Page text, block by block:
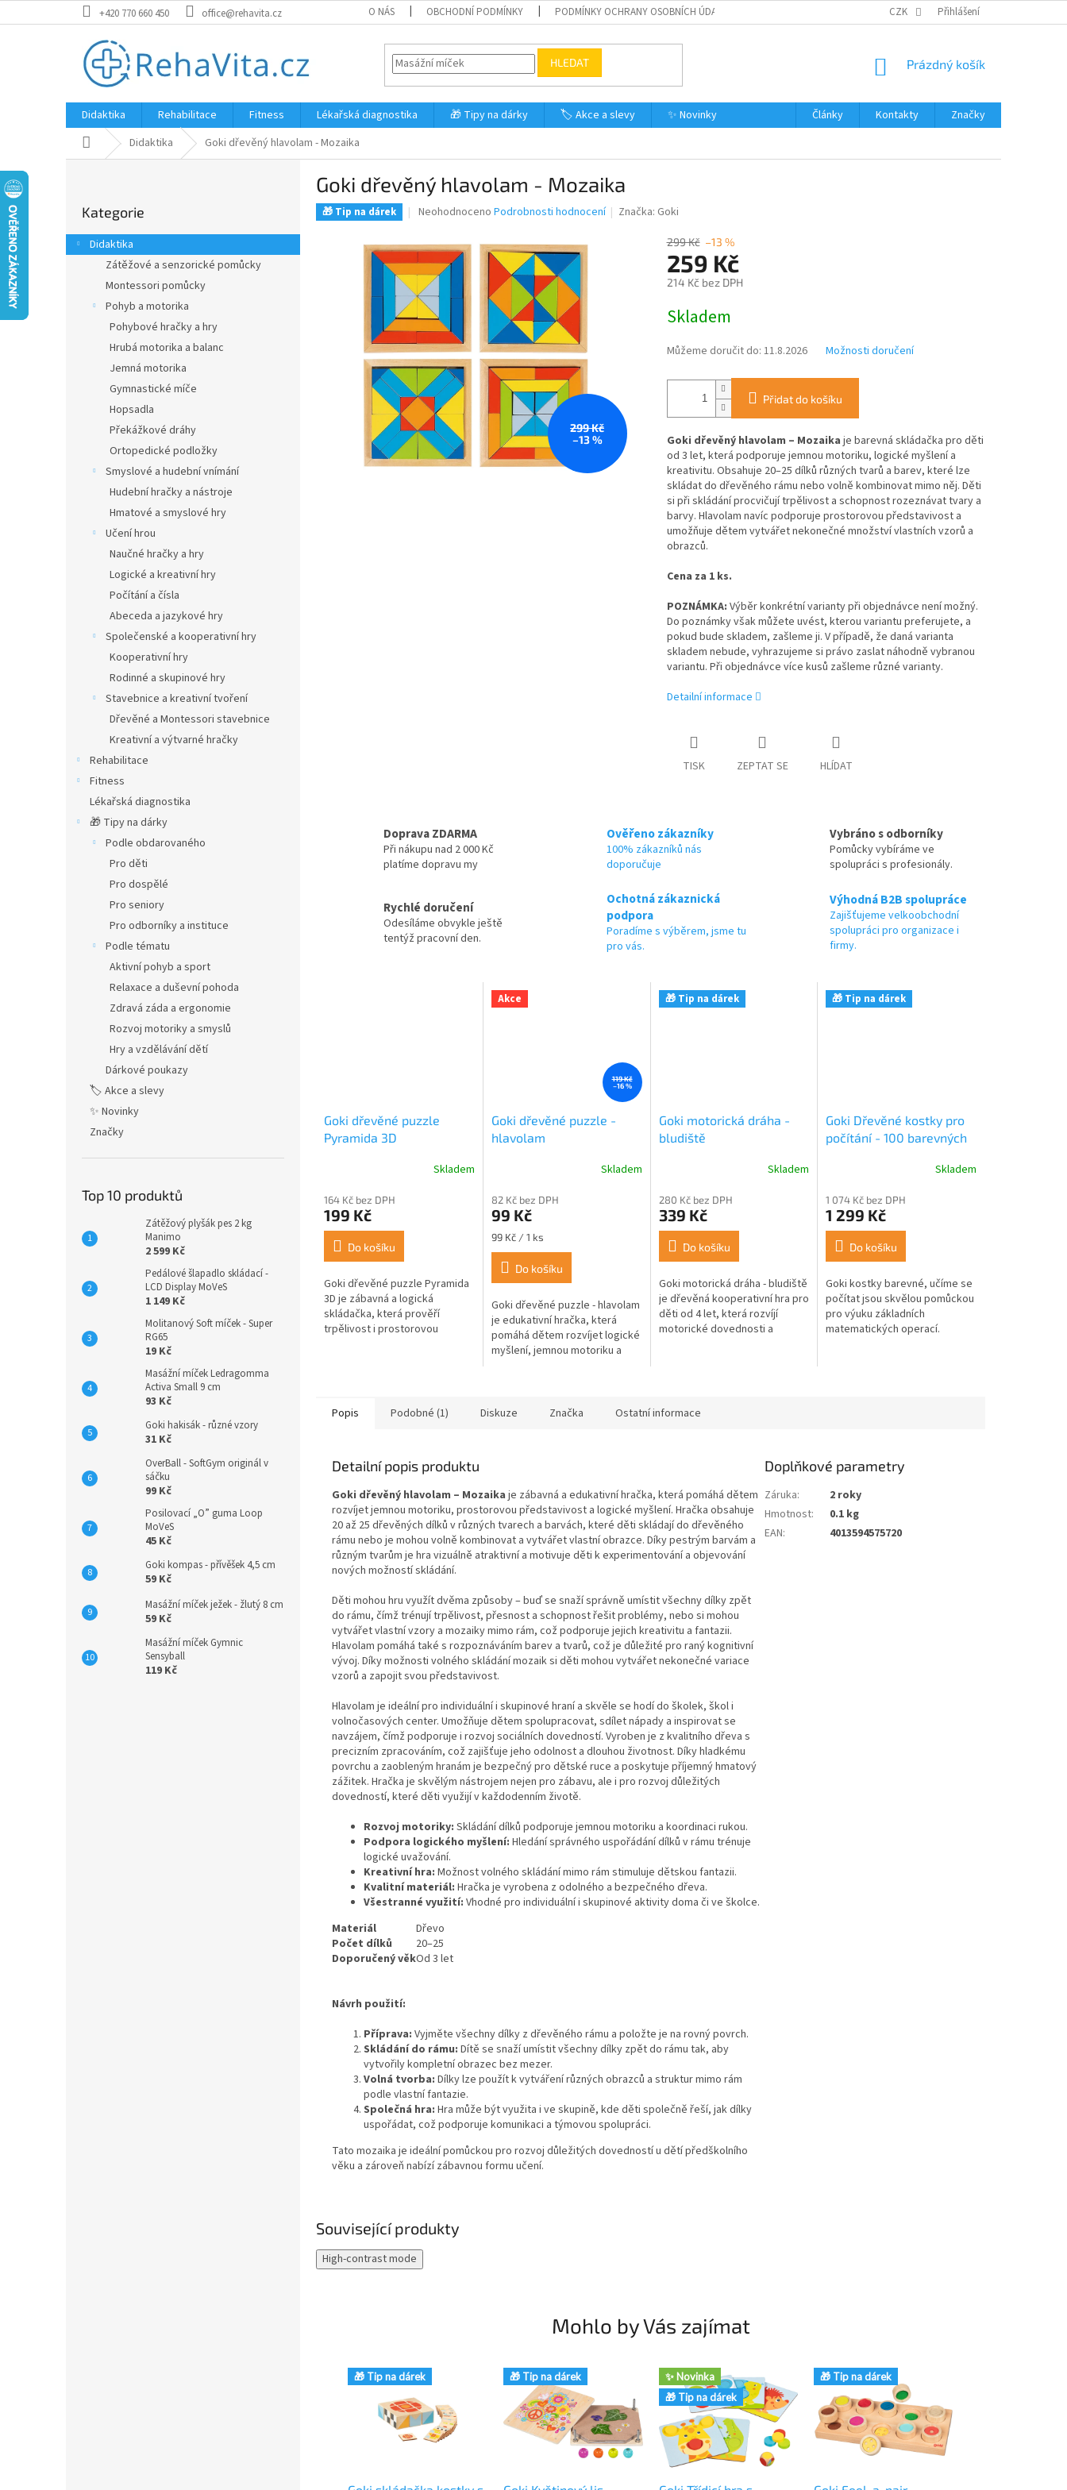
na
+420 770 660 450 office@rehavita.cz O NÁS OBCHODNÍ PODMÍNKY PODMÍNKY OCHRANY OSOBNÍCH ÚDAJŮ VRÁCENÍ ZBOŽÍ DOPRAVA A PLATBA
CZK Přihlášení
HLEDAT
NÁKUPNÍ
Prázdný košík
Didaktika Rehabilitace Fitness Lékařská diagnostika 🎁 Tipy na dárky 🏷️ Akce a slevy ✨ Novinky Články Kontakty
Značky
Domů Didaktika Goki dřevěný hlavolam - Mozaika
r
a
kategorie
Kategorie
Didaktika
Zátěžové a senzorické pomůcky
Montessori pomůcky
Pohyb a motorika
Pohybové hračky a hry
Hrubá motorika a balanc
Jemná motorika
Gymnastické míče
Hopsadla
Překážkové dráhy
Ortopedické podložky
Smyslové a hudební vnímání
Hudební hračky a nástroje
Hmatové a smyslové hry
Učení hrou
Naučné hračky a hry
Logické a kreativní hry
Počítání a čísla
Abeceda a jazykové hry
Společenské a kooperativní hry
Kooperativní hry
Rodinné a skupinové hry
Stavebnice a kreativní tvoření
Dřevěné a Montessori stavebnice
Kreativní a výtvarné hračky
Rehabilitace
Fitness
Lékařská diagnostika
🎁 Tipy na dárky
Podle obdarovaného
Pro děti
Pro dospělé
Pro seniory
Pro odborníky a instituce
Podle tématu
Aktivní pohyb a sport
Relaxace a duševní pohoda
Zdravá záda a ergonomie
Rozvoj motoriky a smyslů
Hry a vzdělávání dětí
Dárkové poukazy
🏷️ Akce a slevy
✨ Novinky
Značky
Top 10 produktů
Zátěžový plyšák pes 2 kg
Manimo
2 599 Kč
Pedálové šlapadlo skládací -
LCD Display MoVeS
1 149 Kč
Molitanový Soft míček - Super
RG65
19 Kč
Masážní míček Ledragomma
Activa Small 9 cm
93 Kč
Goki hakisák - různé vzory
31 Kč
OverBall - SoftGym originál v
sáčku
99 Kč
Posilovací „O” guma Loop
MoVeS
45 Kč
Goki kompas - přívěšek 4,5 cm
59 Kč
Masážní míček ježek - žlutý 8 cm
59 Kč
Masážní míček Gymnic
Sensyball
119 Kč
Goki dřevěný hlavolam - Mozaika
🎁 Tip na dárek
Průměrné
produktu
je
0,0
z
5
hvězdiček.
Neohodnoceno Podrobnosti hodnocení Značka: Goki
299 Kč
–13 %
299 Kč –13 %
259 Kč
214 Kč bez DPH
cena:
Skladem
Můžeme doručit do: 11.8.2026 Možnosti doručení
Přidat do košíku
Goki dřevěný hlavolam – Mozaika je barevná skládačka pro děti
od 3 let, která podporuje jemnou motoriku, logické myšlení a
kreativitu. Obsahuje 20–25 dílků různých tvarů a barev, které lze
skládat do dřevěného rámu nebo volně kombinovat mimo něj. Děti
si při skládání procvičují trpělivost a schopnost rozeznávat tvary a
barvy. Hlavolam navíc podporuje prostorovou představivost a
umožňuje dětem vytvářet nekonečné množství vlastních vzorů a
obrazců.
Cena za 1 ks.
POZNÁMKA: Výběr konkrétní varianty při objednávce není možný.
Do poznámky však můžete uvést, kterou variantu preferujete, a
pokud bude skladem, zašleme ji. V případě, že daná varianta
skladem nebude, vyhrazujeme si právo zaslat náhodně vybranou
variantu. Při objednávce více kusů zašleme různé varianty.
Detailní informace
TISK ZEPTAT SE HLÍDAT
Doprava ZDARMA
Při nákupu nad 2 000 Kč
platíme dopravu my
Ověřeno zákazníky
100% zákazníků nás
doporučuje
Vybráno s odborníky
Pomůcky vybíráme ve
spolupráci s profesionály.
Rychlé doručení
Odesíláme obvykle ještě
tentýž pracovní den.
Ochotná zákaznická
podpora
Poradíme s výběrem, jsme tu
pro vás.
Výhodná B2B spolupráce
Zajišťujeme velkoobchodní
spolupráci pro organizace i
firmy.
Goki dřevěné puzzle
Pyramida 3D
Skladem
164 Kč bez DPH
199 Kč
Do košíku
Goki dřevěné puzzle Pyramida
3D je zábavná a logická
skládačka, která prověří
trpělivost i prostorovou
Akce
119 Kč
–16 %
Goki dřevěné puzzle -
hlavolam
Skladem
82 Kč bez DPH
99 Kč
Měrná
cena:
99 Kč / 1 ks
Do košíku
Goki dřevěné puzzle - hlavolam
je edukativní hračka, která
pomáhá dětem rozvíjet logické
myšlení, jemnou motoriku a
🎁 Tip na dárek
Goki motorická dráha -
bludiště
Skladem
280 Kč bez DPH
339 Kč
Do košíku
Goki motorická dráha - bludiště
je dřevěná kooperativní hra pro
děti od 4 let, která rozvíjí
motorické dovednosti a
🎁 Tip na dárek
Goki Dřevěné kostky pro
počítání - 100 barevných
Skladem
1 074 Kč bez DPH
1 299 Kč
Do košíku
Goki kostky barevné, učíme se
počítat jsou skvělou pomůckou
pro výuku základních
matematických operací.
Popis Podobné (1) Diskuze Značka Ostatní informace
Detailní popis produktu
Goki dřevěný hlavolam – Mozaika je zábavná a edukativní hračka, která pomáhá dětem
rozvíjet jemnou motoriku, prostorovou představivost a logické myšlení. Hračka obsahuje
20 až 25 dřevěných dílků v různých tvarech a barvách, které děti skládají do dřevěného
rámu nebo je mohou volně kombinovat a vytvářet vlastní obrazce. Díky pestrým barvám a
různým tvarům je hra vizuálně atraktivní a motivuje děti k experimentování a objevování
nových možností skládání.
Děti mohou hru využít dvěma způsoby – buď se snaží správně umístit všechny dílky zpět
do rámu, čímž trénují trpělivost, přesnost a schopnost řešit problémy, nebo si mohou
vytvářet vlastní vzory a mozaiky mimo rám, což podporuje jejich kreativitu a fantazii.
Hlavolam pomáhá také s rozpoznáváním barev a tvarů, což je důležité pro raný kognitivní
vývoj. Díky možnosti volného skládání mozaik si děti mohou vytvářet nekonečné variace
vzorů a zapojit svou představivost.
Hlavolam je ideální pro individuální i skupinové hraní a skvěle se hodí do školek, škol i
volnočasových center. Umožňuje dětem spolupracovat, sdílet nápady a inspirovat se
navzájem, čímž podporuje i rozvoj sociálních dovedností. Vyroben je z kvalitního dřeva s
precizním zpracováním, což zajišťuje jeho odolnost a dlouhou životnost. Díky hladkému
povrchu a zaobleným hranám je bezpečný pro dětské ruce a poskytuje příjemný hmatový
zážitek. Hračka je skvělým nástrojem nejen pro zábavu, ale i pro rozvoj důležitých
dovedností, které děti využijí v každodenním životě.
Rozvoj motoriky: Skládání dílků podporuje jemnou motoriku a koordinaci rukou.
Podpora logického myšlení: Hledání správného uspořádání dílků v rámu trénuje
logické uvažování.
Kreativní hra: Možnost volného skládání mimo rám stimuluje dětskou fantazii.
Kvalitní materiál: Hračka je vyrobena z odolného a bezpečného dřeva.
Všestranné využití: Vhodné pro individuální i skupinové aktivity doma či ve školce.
Materiál
Dřevo
Počet dílků
20–25
Doporučený věkOd 3 let
Návrh použití:
Příprava: Vyjměte všechny dílky z dřevěného rámu a položte je na rovný povrch.
Skládání do rámu: Dítě se snaží umístit všechny dílky zpět do rámu tak, aby
vytvořily kompletní obrazec bez mezer.
Volná tvorba: Dílky lze použít k vytváření různých obrazců a struktur mimo rám
podle vlastní fantazie.
Společná hra: Hra může být využita i ve skupině, kde děti společně řeší, jak dílky
uspořádat, což podporuje komunikaci a týmovou spolupráci.
Tato mozaika je ideální pomůckou pro rozvoj důležitých dovedností u dětí předškolního
věku a zároveň nabízí zábavnou formu učení.
Doplňkové parametry
Záruka:
2 roky
Hmotnost:
0.1 kg
EAN: 4013594575720
Související produkty
High-contrast mode
Mohlo by Vás zajímat
🎁 Tip na dárek 🎁 Tip na dárek
✨ Novinka
🎁 Tip na dárek
🎁 Tip na dárek